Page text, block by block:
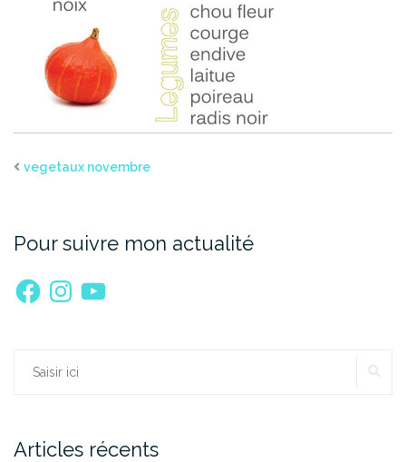
vegetaux novembre
Pour suivre mon actualité
FacebookInstagramYouTube
Rechercher :
Articles récents